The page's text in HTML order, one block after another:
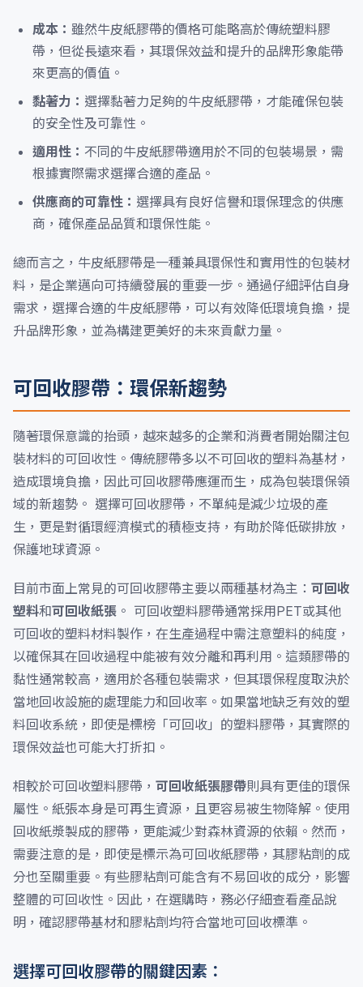
成本： 雖然牛皮紙膠帶的價格可能略高於傳統塑料膠
帶，但從長遠來看，其環保效益和提升的品牌形象能帶
來更高的價值。
黏著力： 選擇黏著力足夠的牛皮紙膠帶，才能確保包裝
的安全性及可靠性。
適用性： 不同的牛皮紙膠帶適用於不同的包裝場景，需
根據實際需求選擇合適的產品。
供應商的可靠性： 選擇具有良好信譽和環保理念的供應
商，確保產品品質和環保性能。
總而言之，牛皮紙膠帶是一種兼具環保性和實用性的包裝材
料，是企業邁向可持續發展的重要一步。通過仔細評估自身
需求，選擇合適的牛皮紙膠帶，可以有效降低環境負擔，提
升品牌形象，並為構建更美好的未來貢獻力量。
可回收膠帶：環保新趨勢
隨著環保意識的抬頭，越來越多的企業和消費者開始關注包
裝材料的可回收性。傳統膠帶多以不可回收的塑料為基材，
造成環境負擔，因此可回收膠帶應運而生，成為包裝環保領
域的新趨勢。 選擇可回收膠帶，不單純是減少垃圾的產
生，更是對循環經濟模式的積極支持，有助於降低碳排放，
保護地球資源。
目前市面上常見的可回收膠帶主要以兩種基材為主： 可回收
塑料和可回收紙張 。 可回收塑料膠帶通常採用PET或其他
可回收的塑料材料製作，在生產過程中需注意塑料的純度，
以確保其在回收過程中能被有效分離和再利用。這類膠帶的
黏性通常較高，適用於各種包裝需求，但其環保程度取決於
當地回收設施的處理能力和回收率。如果當地缺乏有效的塑
料回收系統，即使是標榜「可回收」的塑料膠帶，其實際的
環保效益也可能大打折扣。
相較於可回收塑料膠帶， 可回收紙張膠帶則具有更佳的環保
屬性。紙張本身是可再生資源，且更容易被生物降解。使用
回收紙漿製成的膠帶，更能減少對森林資源的依賴。然而，
需要注意的是，即使是標示為可回收紙膠帶，其膠粘劑的成
分也至關重要。有些膠粘劑可能含有不易回收的成分，影響
整體的可回收性。因此，在選購時，務必仔細查看產品說
明，確認膠帶基材和膠粘劑均符合當地可回收標準。
選擇可回收膠帶的關鍵因素：